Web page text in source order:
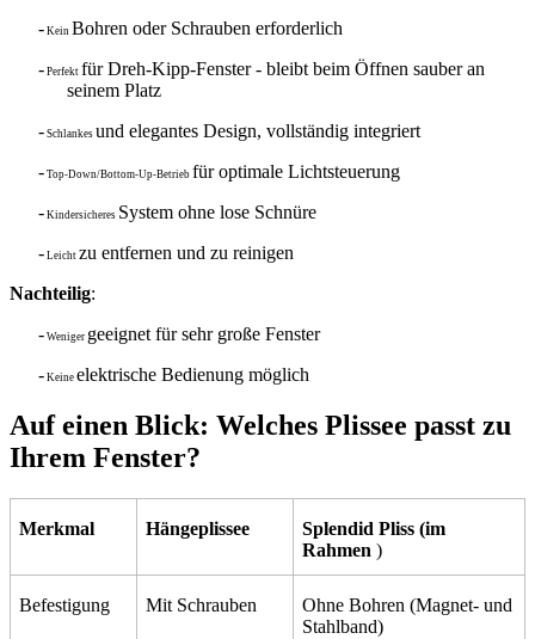
- Kein Bohren oder Schrauben erforderlich
- Perfekt für Dreh-Kipp-Fenster - bleibt beim Öffnen sauber an
seinem Platz
- Schlankes und elegantes Design, vollständig integriert
- Top-Down/Bottom-Up-Betrieb für optimale Lichtsteuerung
- Kindersicheres System ohne lose Schnüre
- Leicht zu entfernen und zu reinigen
Nachteilig:
- Weniger geeignet für sehr große Fenster
- Keine elektrische Bedienung möglich
Auf einen Blick: Welches Plissee passt zu
Ihrem Fenster?
Merkmal Hängeplissee
Splendid Pliss (im
Rahmen )
Befestigung Mit Schrauben
Ohne Bohren (Magnet- und
Stahlband)